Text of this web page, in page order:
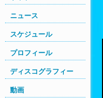
ニュース
スケジュール
プロフィール
ディスコグラフィー
動画